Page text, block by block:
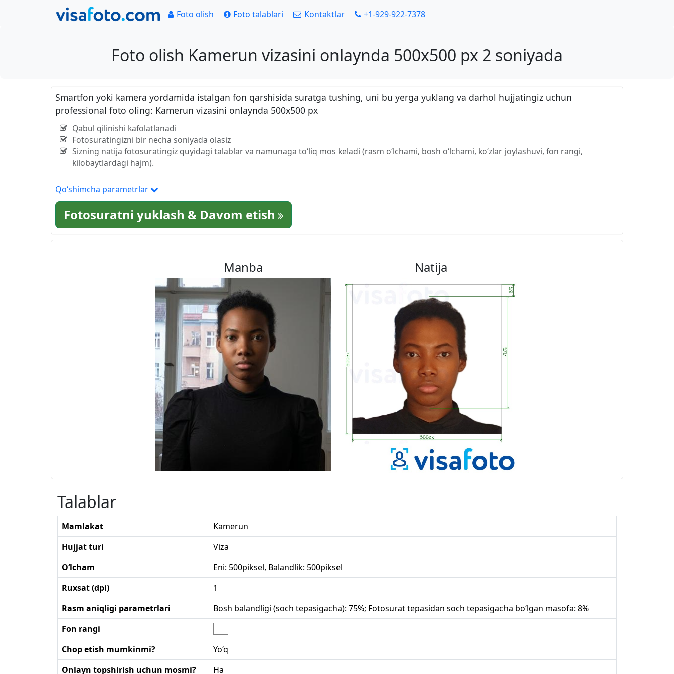
Foto olish Foto talablari Kontaktlar +1-929-922-7378
Foto olish Kamerun vizasini onlaynda 500x500 px 2 soniyada
Smartfon yoki kamera yordamida istalgan fon qarshisida suratga tushing, uni bu yerga yuklang va darhol hujjatingiz uchun
professional foto oling: Kamerun vizasini onlaynda 500x500 px
Qabul qilinishi kafolatlanadi
Fotosuratingizni bir necha soniyada olasiz
Sizning natija fotosuratingiz quyidagi talablar va namunaga to‘liq mos keladi (rasm o‘lchami, bosh o‘lchami, ko‘zlar joylashuvi, fon rangi,
kilobaytlardagi hajm).
Qo‘shimcha parametrlar
Fotosuratni yuklash & Davom etish
Manba Natija
Talablar
Mamlakat
Kamerun
Hujjat turi
Viza
O‘lcham
Eni: 500piksel, Balandlik: 500piksel
Ruxsat (dpi)
1
Rasm aniqligi parametrlari
Bosh balandligi (soch tepasigacha): 75%; Fotosurat tepasidan soch tepasigacha bo‘lgan masofa: 8%
Fon rangi
Chop etish mumkinmi?
Yo‘q
Onlayn topshirish uchun mosmi?
Ha